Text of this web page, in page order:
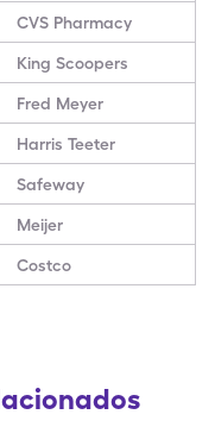
CVS Pharmacy
King Scoopers
Fred Meyer
Harris Teeter
Safeway
Meijer
Costco